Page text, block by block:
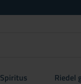
Spiritus Riedel